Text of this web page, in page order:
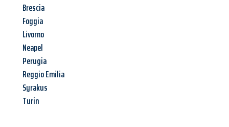
Brescia
Foggia
Livorno
Neapel
Perugia
Reggio Emilia
Syrakus
Turin